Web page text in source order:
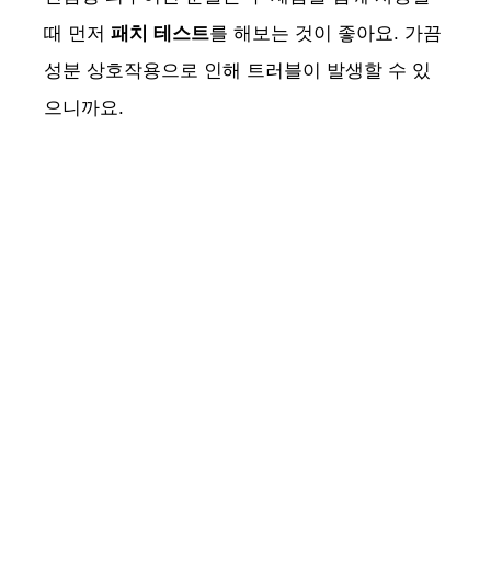
때 먼저 패치 테스트를 해보는 것이 좋아요. 가끔
성분 상호작용으로 인해 트러블이 발생할 수 있
으니까요.